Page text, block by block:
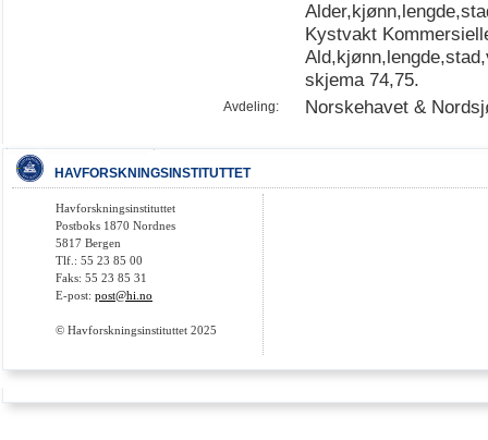
Kystvakt
skjema 74,75.
Avdeling: Norskehavet &
HAVFORSKNINGSINSTITUTTET
Havforskningsinstituttet
Postboks 1870 Nordnes
5817 Bergen
Tlf.: 55 23 85 00
Faks: 55 23 85 31
E-post: post@hi.no
© Havforskningsinstituttet 2025